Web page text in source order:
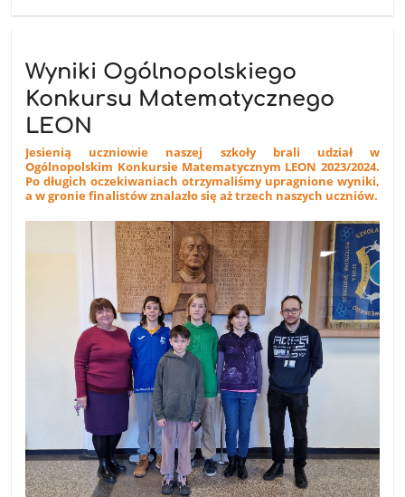
Wyniki Ogólnopolskiego
Konkursu Matematycznego
LEON
Jesienią uczniowie naszej szkoły brali udział w
Ogólnopolskim Konkursie Matematycznym LEON 2023/2024.
Po długich oczekiwaniach otrzymaliśmy upragnione wyniki,
a w gronie finalistów znalazło się aż trzech naszych uczniów.